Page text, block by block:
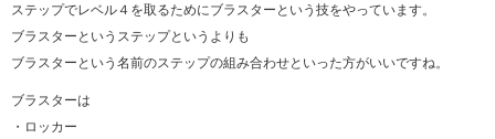
ステップでレベル４を取るためにブラスターという技をやっています。
ブラスターというステップというよりも
ブラスターという名前のステップの組み合わせといった方がいいですね。
ブラスターは
・ロッカー